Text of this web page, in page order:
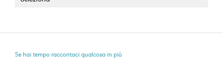
Se hai tempo raccontaci qualcosa in più